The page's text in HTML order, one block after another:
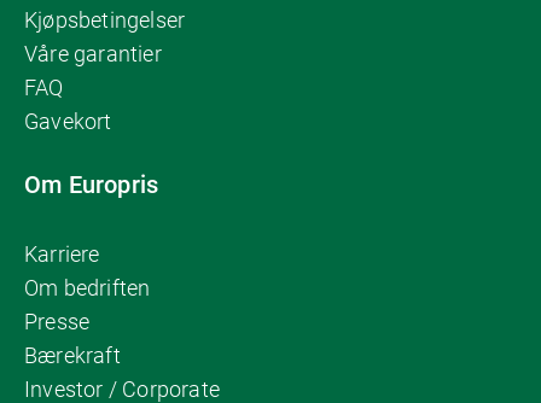
Kjøpsbetingelser
Våre garantier
FAQ
Gavekort
Om Europris
Karriere
Om bedriften
Presse
Bærekraft
Investor / Corporate